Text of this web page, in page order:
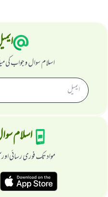
اسلام سوال و جواب
اسلام
مواد تک فوری رسائی